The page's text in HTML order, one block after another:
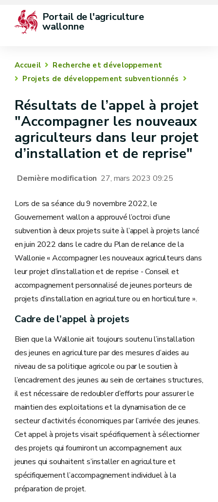
Portail de l'agriculture
wallonne
Accueil
Recherche et développement
Projets de développement subventionnés
Résultats de l’appel à projet
"Accompagner les nouveaux
agriculteurs dans leur projet
d’installation et de reprise"
Dernière modification 27, mars 2023 09:25
Lors de sa séance du 9 novembre 2022, le
Gouvernement wallon a approuvé l’octroi d’une
subvention à deux projets suite à l’appel à projets lancé
en juin 2022 dans le cadre du Plan de relance de la
Wallonie « Accompagner les nouveaux agriculteurs dans
leur projet d’installation et de reprise - Conseil et
accompagnement personnalisé de jeunes porteurs de
projets d’installation en agriculture ou en horticulture ».
Cadre de l’appel à projets
Bien que la Wallonie ait toujours soutenu l’installation
des jeunes en agriculture par des mesures d’aides au
niveau de sa politique agricole ou par le soutien à
l’encadrement des jeunes au sein de certaines structures,
il est nécessaire de redoubler d’efforts pour assurer le
maintien des exploitations et la dynamisation de ce
secteur d’activités économiques par l’arrivée des jeunes.
Cet appel à projets visait spécifiquement à sélectionner
des projets qui fourniront un accompagnement aux
jeunes qui souhaitent s’installer en agriculture et
spécifiquement l’accompagnement individuel à la
préparation de projet.